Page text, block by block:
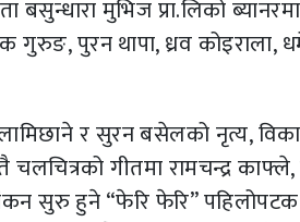
बसुन्धारा मुभिज प्रा.लिको ब्यानरमा
पुरन थापा, ध्रव कोइराला,
लामिछाने र सुरन बसेलको नृत्य,
गीतमा रामचन्द्र
सुरु हुने “फेरि फेरि”